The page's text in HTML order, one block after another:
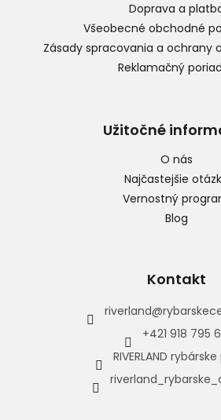
Doprava a
Všeobecné obchodné
Zásady spracovania a ochrany
Reklamačný
Užitočné
O nás
Najčastejšie
Vernostný
Blog
Kontakt
riverland@
+421 918 795
RIVERLAND